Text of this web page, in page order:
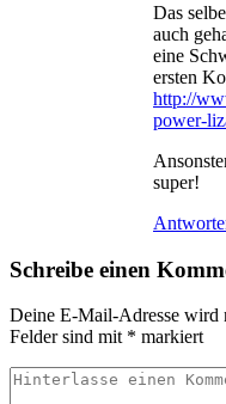
Das
auch
eine
ersten
http://
power-
super!
Schreibe einen
Deine E-Mail-Adresse wird
Felder sind mit * markiert